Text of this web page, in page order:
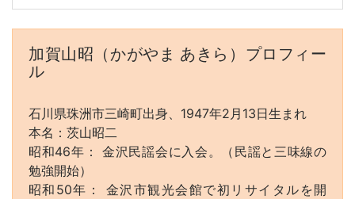
加賀山昭（かがやま あきら）プロフィー
ル
石川県珠洲市三崎町出身、1947年2月13日生まれ
本名：茨山昭二
昭和46年： 金沢民謡会に入会。（民謡と三味線の
勉強開始）
昭和50年： 金沢市観光会館で初リサイタルを開